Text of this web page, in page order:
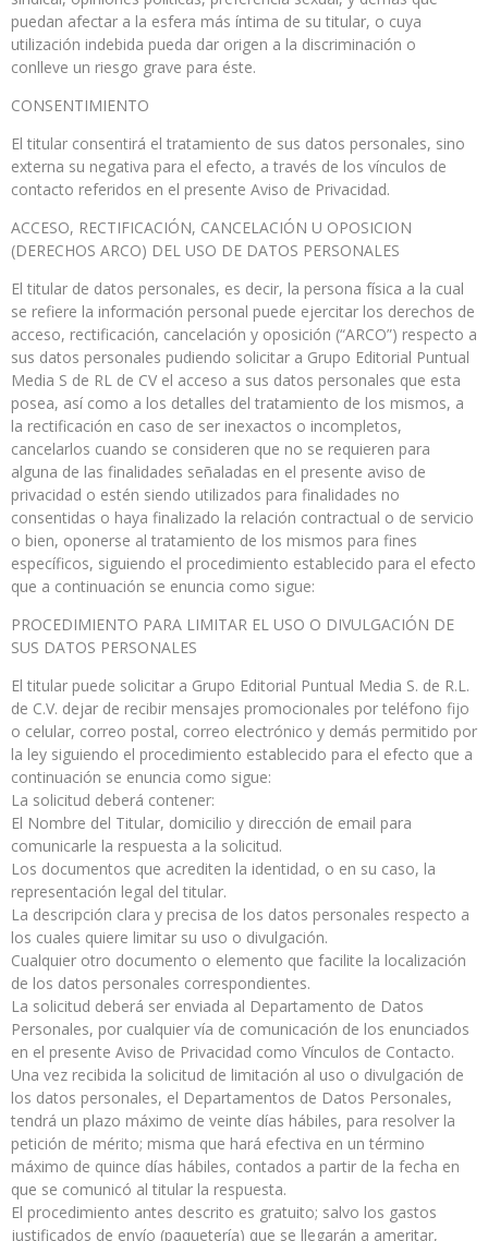
puedan afectar a la esfera más íntima de su titular, o cuya
utilización indebida pueda dar origen a la discriminación o
conlleve un riesgo grave para éste.
CONSENTIMIENTO
El titular consentirá el tratamiento de sus datos personales, sino
externa su negativa para el efecto, a través de los vínculos de
contacto referidos en el presente Aviso de Privacidad.
ACCESO, RECTIFICACIÓN, CANCELACIÓN U OPOSICION
(DERECHOS ARCO) DEL USO DE DATOS PERSONALES
El titular de datos personales, es decir, la persona física a la cual
se refiere la información personal puede ejercitar los derechos de
acceso, rectificación, cancelación y oposición (“ARCO”) respecto a
sus datos personales pudiendo solicitar a Grupo Editorial Puntual
Media S de RL de CV el acceso a sus datos personales que esta
posea, así como a los detalles del tratamiento de los mismos, a
la rectificación en caso de ser inexactos o incompletos,
cancelarlos cuando se consideren que no se requieren para
alguna de las finalidades señaladas en el presente aviso de
privacidad o estén siendo utilizados para finalidades no
consentidas o haya finalizado la relación contractual o de servicio
o bien, oponerse al tratamiento de los mismos para fines
específicos, siguiendo el procedimiento establecido para el efecto
que a continuación se enuncia como sigue:
PROCEDIMIENTO PARA LIMITAR EL USO O DIVULGACIÓN DE
SUS DATOS PERSONALES
El titular puede solicitar a Grupo Editorial Puntual Media S. de R.L.
de C.V. dejar de recibir mensajes promocionales por teléfono fijo
o celular, correo postal, correo electrónico y demás permitido por
la ley siguiendo el procedimiento establecido para el efecto que a
continuación se enuncia como sigue:
La solicitud deberá contener:
El Nombre del Titular, domicilio y dirección de email para
comunicarle la respuesta a la solicitud.
Los documentos que acrediten la identidad, o en su caso, la
representación legal del titular.
La descripción clara y precisa de los datos personales respecto a
los cuales quiere limitar su uso o divulgación.
Cualquier otro documento o elemento que facilite la localización
de los datos personales correspondientes.
La solicitud deberá ser enviada al Departamento de Datos
Personales, por cualquier vía de comunicación de los enunciados
en el presente Aviso de Privacidad como Vínculos de Contacto.
Una vez recibida la solicitud de limitación al uso o divulgación de
los datos personales, el Departamentos de Datos Personales,
tendrá un plazo máximo de veinte días hábiles, para resolver la
petición de mérito; misma que hará efectiva en un término
máximo de quince días hábiles, contados a partir de la fecha en
que se comunicó al titular la respuesta.
El procedimiento antes descrito es gratuito; salvo los gastos
justificados de envío (paquetería) que se llegarán a ameritar,